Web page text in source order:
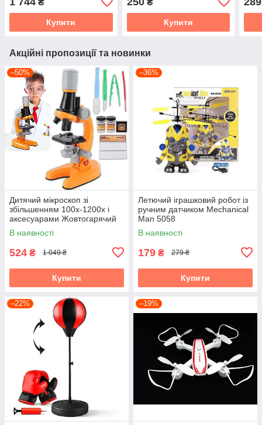
телескопічною штангою
Купити
творчості та декору
Купити
Акційні пропозиції та новинки
–50%
Дитячий мікроскоп зі
збільшенням 100х-1200х і
аксесуарами Жовтогарячий
В наявності
524 ₴ 1 049 ₴
Купити
–36%
Летючий іграшковий робот із
ручним датчиком Mechanical
Man 5058
В наявності
179 ₴ 279 ₴
Купити
–22% –19%